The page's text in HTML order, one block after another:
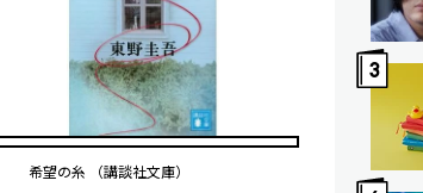
希望の糸 （講談社文庫）